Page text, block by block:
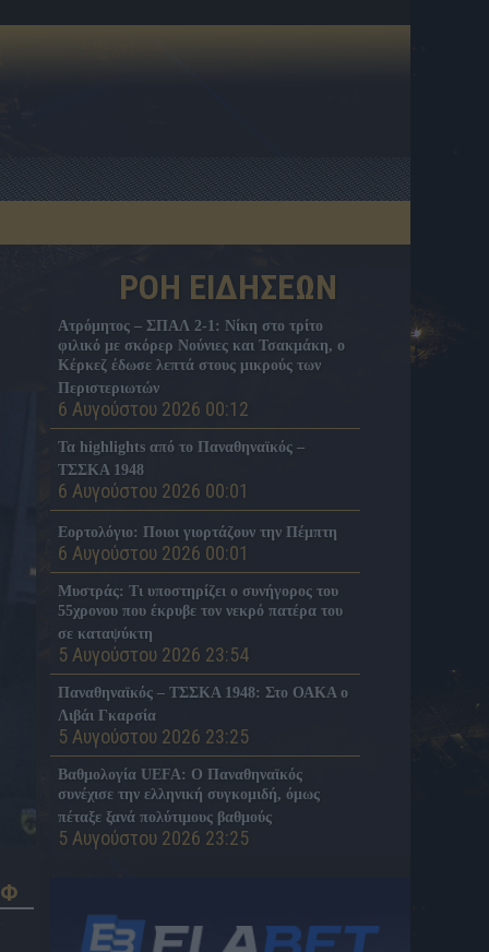
ΡΟΗ ΕΙΔΗΣΕΩΝ
Ατρόμητος – ΣΠΑΛ 2-1: Νίκη στο τρίτο
φιλικό με σκόρερ Νούνιες και Τσακμάκη, ο
Κέρκεζ έδωσε λεπτά στους μικρούς των
Περιστεριωτών
6 Αυγούστου 2026 00:12
Τα highlights από το Παναθηναϊκός –
ΤΣΣΚΑ 1948
6 Αυγούστου 2026 00:01
Εορτολόγιο: Ποιοι γιορτάζουν την Πέμπτη
6 Αυγούστου 2026 00:01
Μυστράς: Τι υποστηρίζει ο συνήγορος του
55χρονου που έκρυβε τον νεκρό πατέρα του
σε καταψύκτη
5 Αυγούστου 2026 23:54
Παναθηναϊκός – ΤΣΣΚΑ 1948: Στο ΟΑΚΑ ο
Λιβάι Γκαρσία
5 Αυγούστου 2026 23:25
Βαθμολογία UEFA: Ο Παναθηναϊκός
συνέχισε την ελληνική συγκομιδή, όμως
πέταξε ξανά πολύτιμους βαθμούς
5 Αυγούστου 2026 23:25
πρόκριση στα playoffs
5 Αυγούστου 2026 23:23